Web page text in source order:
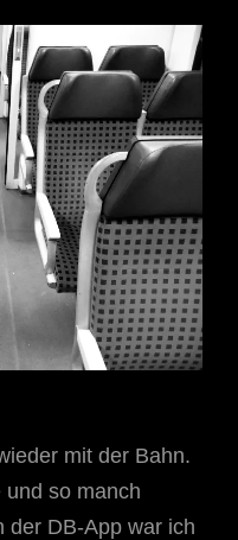
mit der Bahn.
so manch
der DB-App war ich